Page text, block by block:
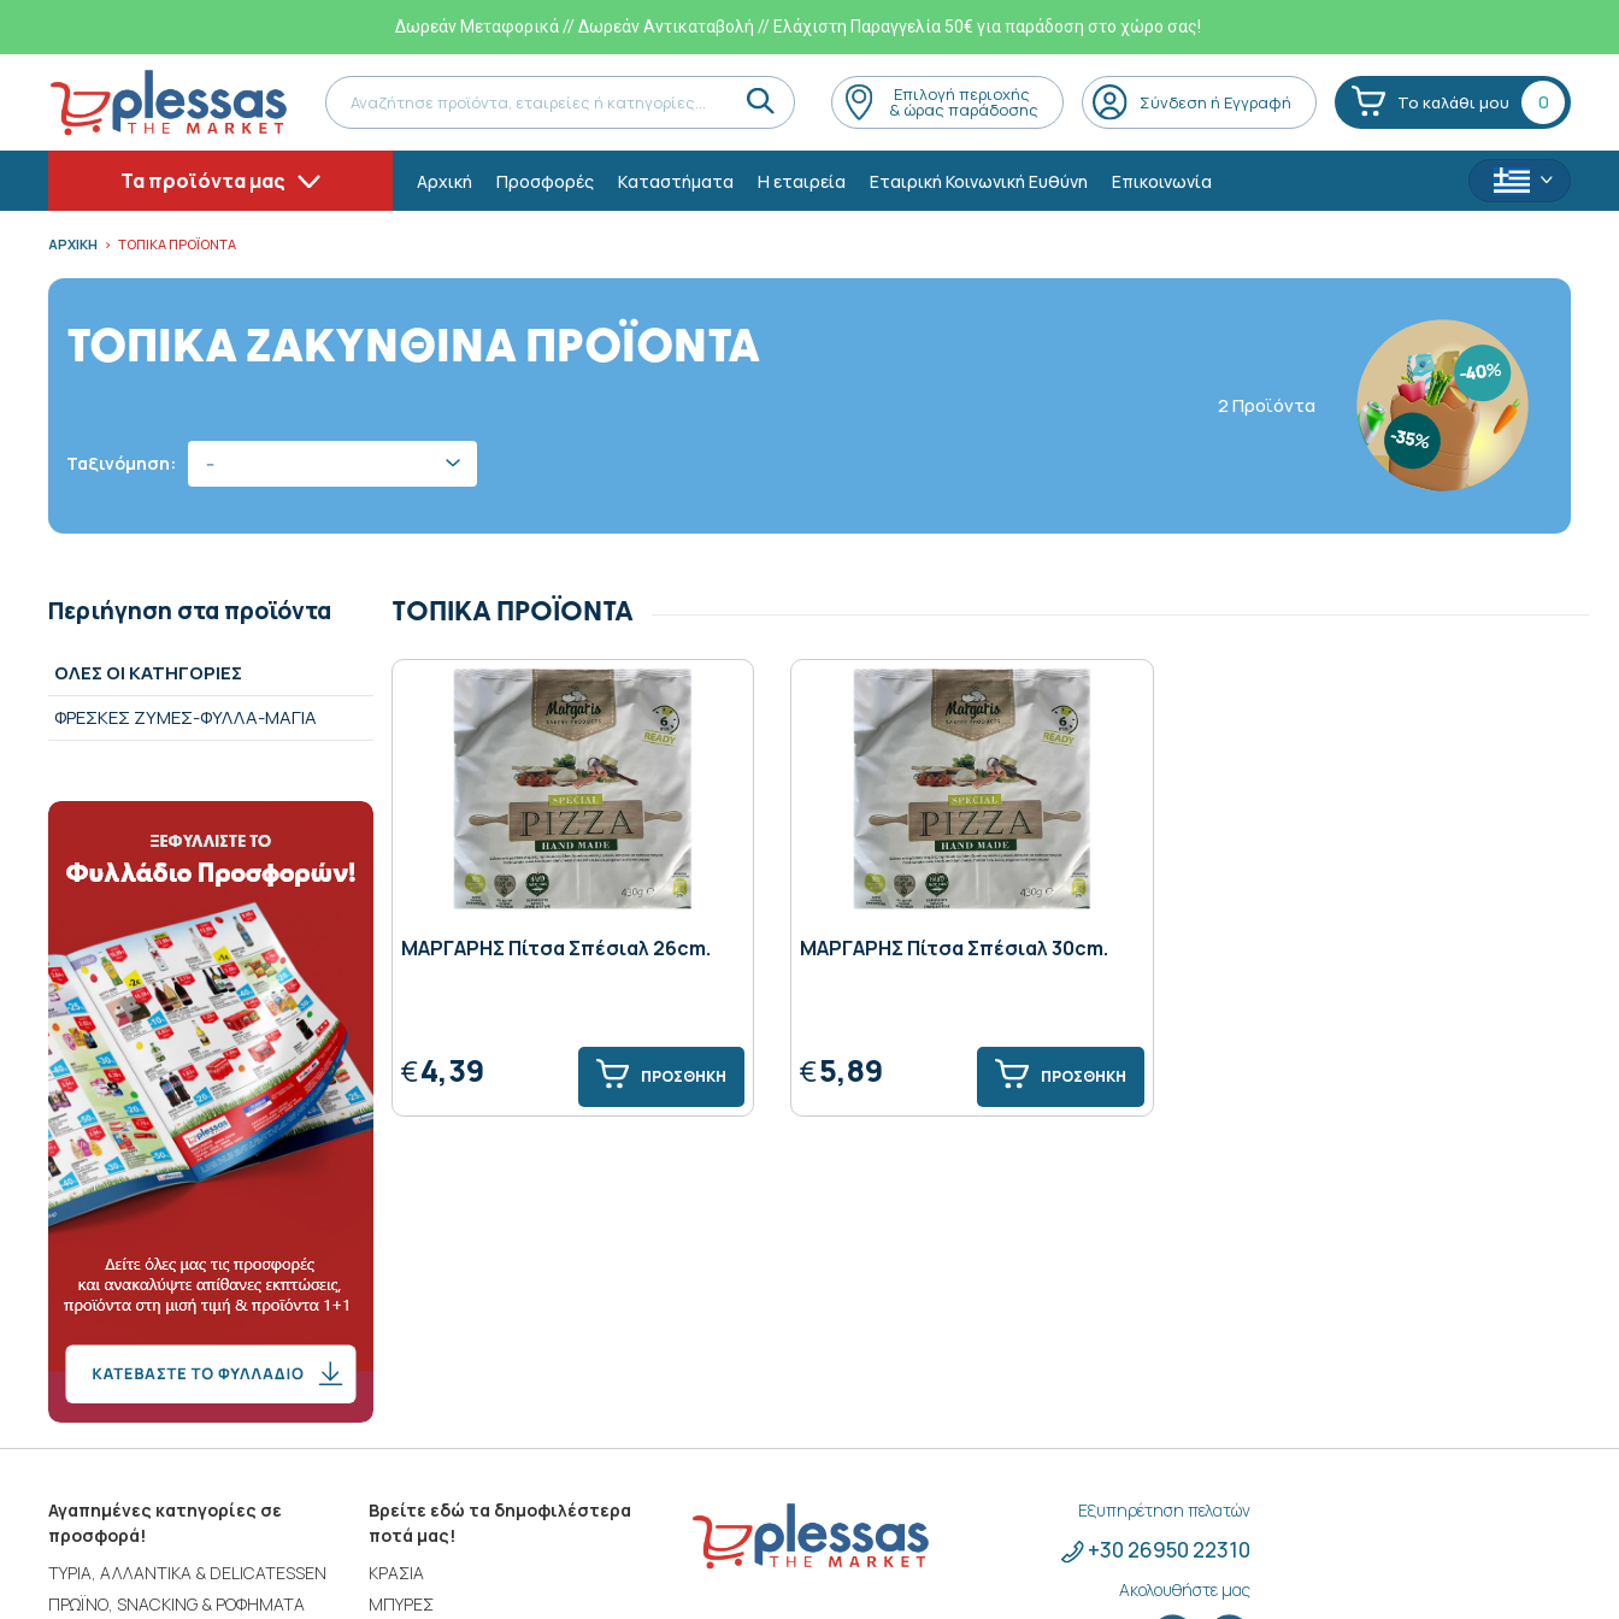
Δωρεάν Μεταφορικά // Δωρεάν Αντικαταβολή // Ελάχιστη Παραγγελία 50€ για παράδοση στο χώρο σας!
Eπιλογή περιοχής
& ώρας παράδοσης Σύνδεση ή Εγγραφή Το καλάθι μου 0
Τα προϊόντα μας Αρχική Προσφορές Kαταστήματα Η εταιρεία Εταιρική Κοινωνική Ευθύνη Επικοινωνία
ΑΡΧΙΚΗ ΤΟΠΙΚΑ ΠΡΟΪΟΝΤΑ
ΤΟΠΙΚΑ ΖΑΚΥΝΘΙΝΑ ΠΡΟΪΟΝΤΑ
Ταξινόμηση: --
2 Προϊόντα
Περιήγηση στα προϊόντα
ΟΛΕΣ ΟΙ ΚΑΤΗΓΟΡΙΕΣ
ΦΡΕΣΚΕΣ ΖΥΜΕΣ-ΦΥΛΛΑ-ΜΑΓΙΑ
ΤΟΠΙΚΑ ΠΡΟΪΟΝΤΑ
ΜΑΡΓΑΡΗΣ Πίτσα Σπέσιαλ 26cm.
€4,39 ΠΡΟΣΘΗΚΗ
ΜΑΡΓΑΡΗΣ Πίτσα Σπέσιαλ 30cm.
€5,89 ΠΡΟΣΘΗΚΗ
Αγαπημένες κατηγορίες σε
προσφορά!
ΤΥΡΙΑ, ΑΛΛΑΝΤΙΚΑ & DELICATESSEN
ΠΡΩΪΝΟ, SNACKING & ΡΟΦΗΜΑΤΑ
Βρείτε εδώ τα δημοφιλέστερα
ποτά μας!
ΚΡΑΣΙΑ
ΜΠΥΡΕΣ
Εξυπηρέτηση πελατών
+30 26950 22310
Ακολουθήστε μας